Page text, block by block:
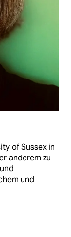
of Sussex in
anderem zu
und